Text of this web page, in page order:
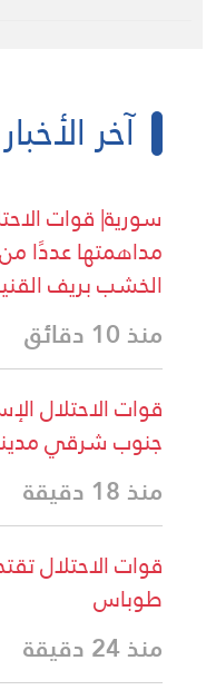
آخر الأخبار
سورية| قوات
مداهمتها عددًا
الخشب بريف
منذ 10 دقائق
قوات الاحتلال
جنوب شرقي
منذ 18 دقيقة
قوات الاحتلال
طوباس
منذ 24 دقيقة